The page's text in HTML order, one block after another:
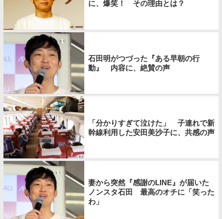
に、爆笑！ その理由とは？
石田明がつづった『ある早朝の行
動』 内容に、絶賛の声
「分かりすぎて泣けた」 子連れで新
幹線利用した安田美沙子に、共感の声
妻から突然『感謝のLINE』が届いた
ノンスタ石田 最高のオチに「笑った
わ」